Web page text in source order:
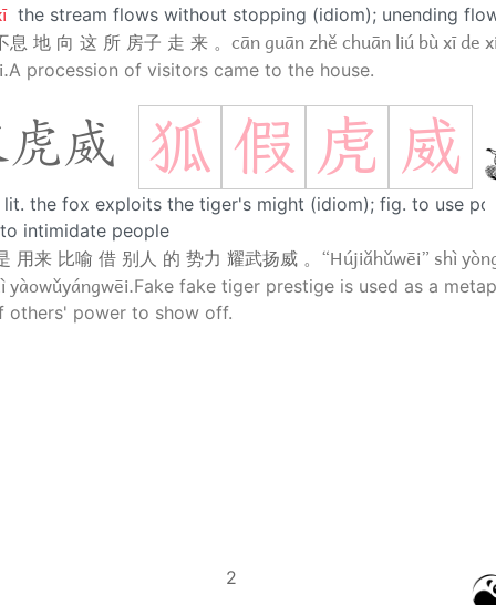
the stream flows without stopping (idiom); unending
息 地 向 这 所 房子 走 来 。 cān guān zhě chuān liú bù xī de
A procession of visitors came to the house.
威 狐 假 虎 威
lit. the fox exploits the tiger's might (idiom); fig. to use
intimidate people
用来 比喻 借 别人 的 势力 耀武扬威 。 “Hújiǎhǔwēi” shì
yàowǔyángwēi.Fake fake tiger prestige is used as a
others' power to show off.
2